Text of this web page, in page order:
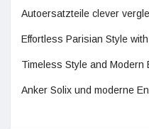
Autoersatzteile clever
Effortless Parisian Style
Timeless Style and Modern
Anker Solix und moderne